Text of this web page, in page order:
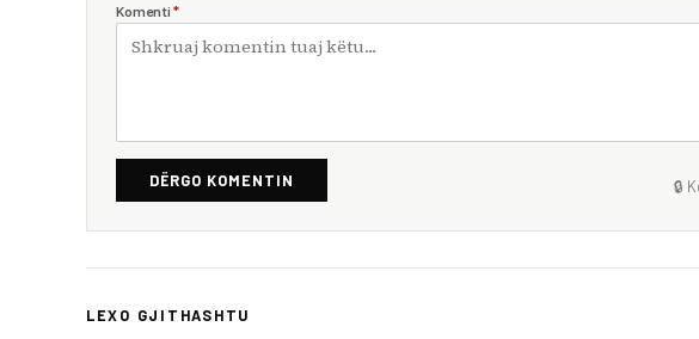
Komenti *
DËRGO KOMENTIN 🔒
LEXO GJITHASHTU